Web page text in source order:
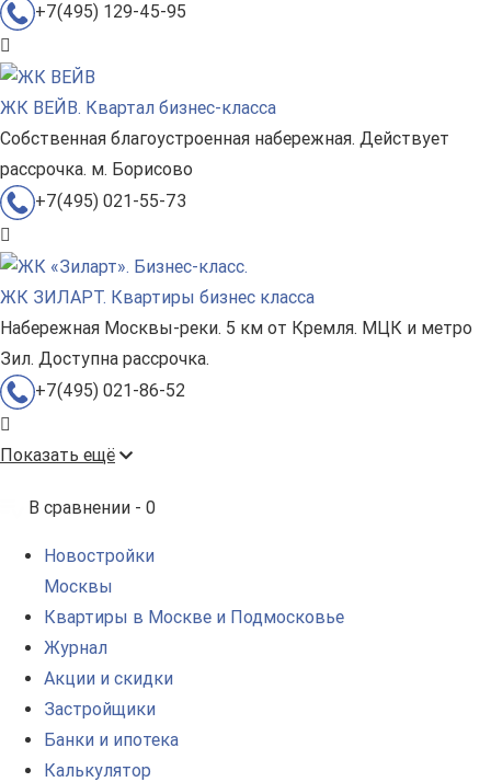
+7(495) 129-45-95
ЖК ВЕЙВ. Квартал бизнес-класса
Собственная благоустроенная набережная. Действует
рассрочка. м. Борисово
+7(495) 021-55-73
ЖК ЗИЛАРТ. Квартиры бизнес класса
Набережная Москвы-реки. 5 км от Кремля. МЦК и метро
Зил. Доступна рассрочка.
+7(495) 021-86-52
Показать ещё
В сравнении - 0
Новостройки
Москвы
Квартиры в Москве и Подмосковье
Журнал
Акции и скидки
Застройщики
Банки и ипотека
Калькулятор